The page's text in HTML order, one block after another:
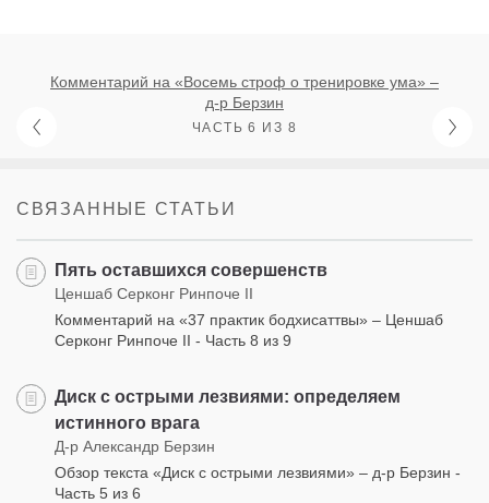
Комментарий на «Восемь строф о тренировке ума» –
д-р Берзин
ЧАСТЬ 6 ИЗ 8
СВЯЗАННЫЕ СТАТЬИ
Пять оставшихся совершенств
Ценшаб Серконг Ринпоче II
Комментарий на «37 практик бодхисаттвы» – Ценшаб
Серконг Ринпоче II - Часть 8 из 9
Диск с острыми лезвиями: определяем
истинного врага
Д-р Александр Берзин
Обзор текста «Диск с острыми лезвиями» – д-р Берзин -
Часть 5 из 6